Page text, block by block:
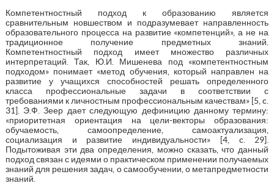
Компетентностный подход к образованию является
сравнительным новшеством и подразумевает направленность
образовательного процесса на развитие «компетенций», а не на
традиционное получение предметных знаний.
Компетентностный подход имеет множество различных
интерпретаций. Так, Ю.И. Мишенева под «компетентностным
подходом» понимает «метод обучения, который направлен на
развитие у учащихся способностей решать определенного
класса профессиональные задачи в соответствии с
требованиями к личностным профессиональным качествам» [5, c.
31]. Э.Ф. Зеер дает следующую дефиницию данному термину:
«приоритетная ориентация на цели-векторы образования:
обучаемость, самоопределение, самоактуализация,
социализация и развитие индивидуальности» [4, c. 29].
Подытоживая эти два определения, можно сказать, что данный
подход связан с идеями о практическом применении получаемых
знаний для решения задач, о самообучении, о метапредметности
знаний.